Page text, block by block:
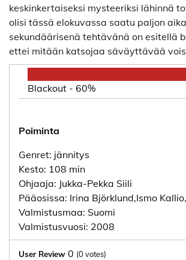
keskinkertaiseksi mysteeriksi lähinnä
olisi tässä elokuvassa saatu paljon
sekundäärisenä tehtävänä on esitellä
ettei mitään katsojaa säväyttävää
Blackout - 60%
Poiminta
Genret: jännitys
Kesto: 108 min
Ohjaaja: Jukka-Pekka Siili
Pääosissa: Irina Björklund,Ismo
Valmistusmaa: Suomi
Valmistusvuosi: 2008
User Review 0 (0 votes)